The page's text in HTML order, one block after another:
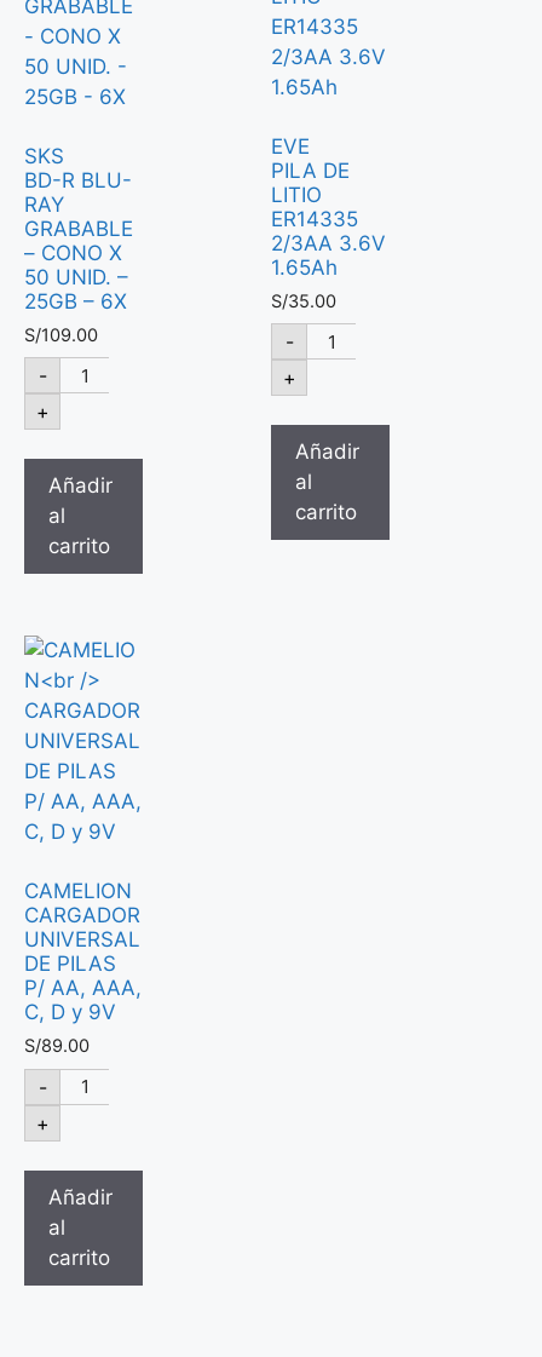
SKS
BD-R BLU-
RAY
GRABABLE
– CONO X
50 UNID. –
25GB – 6X
S/109.00
-
+
Añadir
al
carrito
EVE
PILA DE
LITIO
ER14335
2/3AA 3.6V
1.65Ah
S/35.00
-
+
Añadir
al
carrito
CAMELION
CARGADOR
UNIVERSAL
DE PILAS
P/ AA, AAA,
C, D y 9V
S/89.00
-
+
Añadir
al
carrito